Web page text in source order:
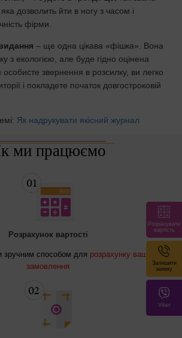
дозволить йти в ногу з часом і
фірми.
– ще одна цікава «фішка». Вона
з екологією, але буде гідно оцінена
звернення в розсилку, ви легко
і покладете початок довгостроковій
Як надрукувати якісний журнал
ми працюємо
Розрахунок вартості
зручним способом для розрахунку вашого
замовлення
Розрахувати
вартість
Залишити
заявку
Viber